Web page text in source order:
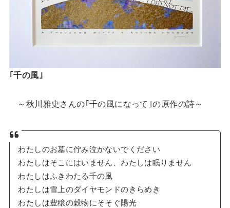
｢千の風｣
～秋川雅史さんの｢千の風になって｣の原作の詩～
わたしのお墓に佇み泣かないでください
わたしはそこにはいません、わたしは眠りません
わたしはふきわたる千の風
わたしは雪上のダイヤモンドのきらめき
わたしは豊穣の穀物にそそぐ陽光